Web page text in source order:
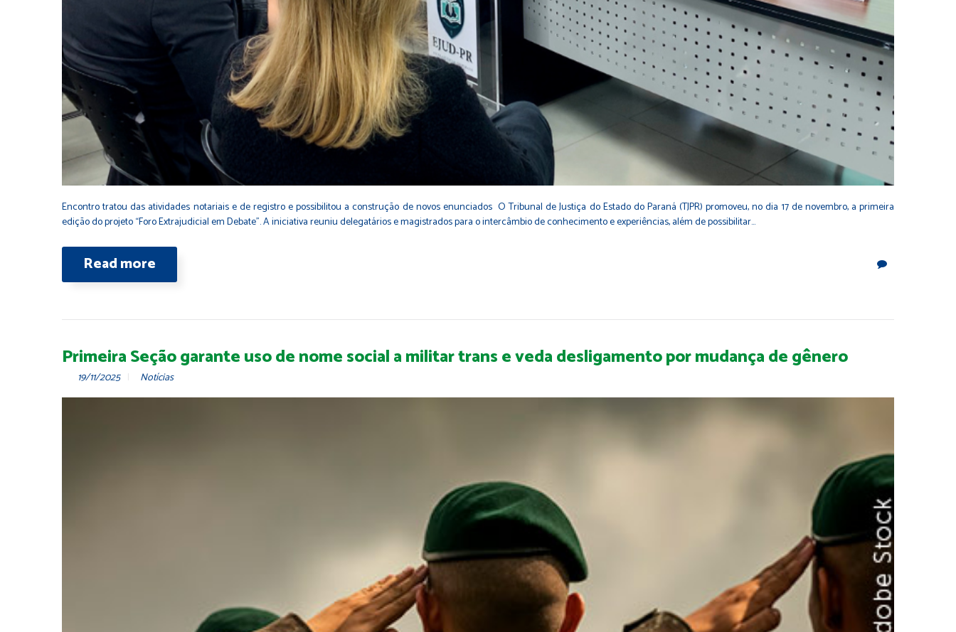
Encontro tratou das atividades notariais e de registro e possibilitou a construção de novos enunciados O Tribunal de Justiça do Estado do Paraná (TJPR) promoveu, no dia 17 de novembro, a primeira
edição do projeto “Foro Extrajudicial em Debate”. A iniciativa reuniu delegatários e magistrados para o intercâmbio de conhecimento e experiências, além de possibilitar…
Read more
Primeira Seção garante uso de nome social a militar trans e veda desligamento por mudança de gênero
19/11/2025 Notícias